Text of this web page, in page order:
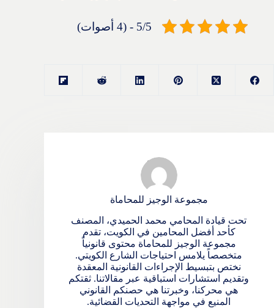
5/5 - (4 أصوات)
مجموعة الوجيز للمحاماة
تحت قيادة المحامي محمد الحميدي، المصنف
كأحد أفضل المحامين في الكويت، تقدم
مجموعة الوجيز للمحاماة محتوى قانونياً
متخصصاً يلامس احتياجات الشارع الكويتي.
نختص بتبسيط الإجراءات القانونية المعقدة
وتقديم استشارات استباقية عبر مقالاتنا. ثقتكم
هي محركنا، وخبرتنا هي حصنكم القانوني
المنيع في مواجهة التحديات القضائية.